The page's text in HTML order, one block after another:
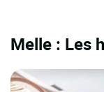
Melle : Les